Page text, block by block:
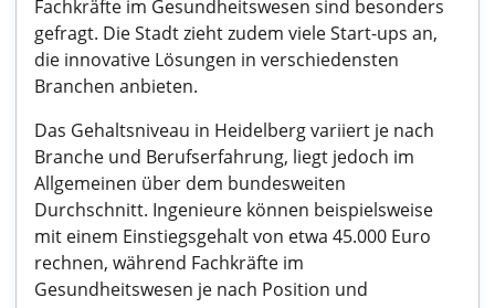
Fachkräfte im Gesundheitswesen sind besonders
gefragt. Die Stadt zieht zudem viele Start-ups an,
die innovative Lösungen in verschiedensten
Branchen anbieten.
Das Gehaltsniveau in Heidelberg variiert je nach
Branche und Berufserfahrung, liegt jedoch im
Allgemeinen über dem bundesweiten
Durchschnitt. Ingenieure können beispielsweise
mit einem Einstiegsgehalt von etwa 45.000 Euro
rechnen, während Fachkräfte im
Gesundheitswesen je nach Position und